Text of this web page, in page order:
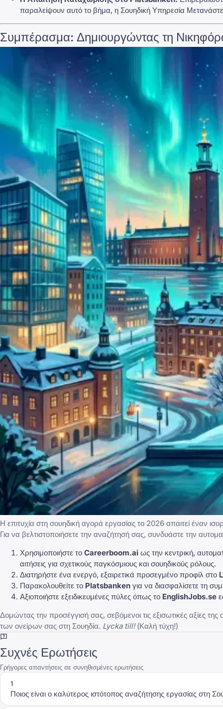
παραλείψουν αυτό το βήμα, η Σουηδική Υπηρεσία
Συμπέρασμα: Δημιουργώντας τη
Η επιτυχία στη σουηδική αγορά εργασίας το 2026 απαιτεί έναν
Για να βελτιστοποιήσετε την αναζήτησή σας, συνδυάστε την
Χρησιμοποιήστε το Careerboom.ai ως την κεντρική,
αιτήσεις για σχετικούς παγκόσμιους και σουηδικούς ρόλους.
Διατηρήστε ένα ενεργό, εξαιρετικά προσεγμένο προφίλ στο
Παρακολουθείτε το Platsbanken για να διασφαλίσετε τη
Αξιοποιήστε εξειδικευμένες πύλες όπως το EnglishJobs.se
Δομώντας την προσέγγισή σας, σεβόμενοι τις εξισωτικές αξίες
των ονείρων σας στη Σουηδία. Lycka till!(Καλή τύχη!)
Συχνές Ερωτήσεις
Γρήγορες απαντήσεις σε συνηθισμένες ερωτήσεις
1
Ποιος είναι ο καλύτερος ιστότοπος αναζήτησης εργασίας στη